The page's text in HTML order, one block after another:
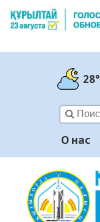
О нас